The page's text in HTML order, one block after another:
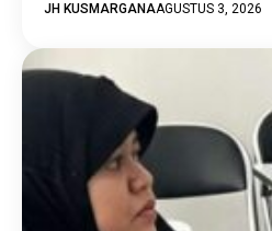
JH KUSMARGANAAGUSTUS 3, 2026